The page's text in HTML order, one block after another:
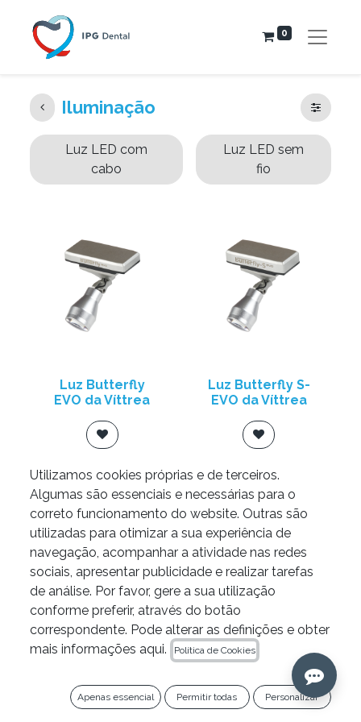
0
Iluminação
Luz LED com
cabo
Luz LED sem
fio
Luz Butterfly
EVO da Víttrea
Luz Butterfly S-
EVO da Víttrea
Luz Orchid-E da
Víttrea
Luz Orchid-F da
Víttrea
Utilizamos cookies próprias e de terceiros.
Algumas são essenciais e necessárias para o
correto funcionamento do website. Outras são
utilizadas para otimizar a sua experiência de
navegação, acompanhar a atividade nas redes
sociais, apresentar publicidade e realizar tarefas
de análise. Por favor, gere a sua utilização
conforme preferir, através do botão
correspondente. Pode alterar as definições e obter
mais informações aqui.
Política de Cookies
Apenas essencial Permitir todas Personalizar